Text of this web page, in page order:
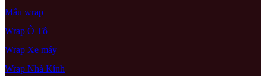
Mẫu wrap
Wrap Ô Tô
Wrap Xe máy
Wrap Nhà Kính